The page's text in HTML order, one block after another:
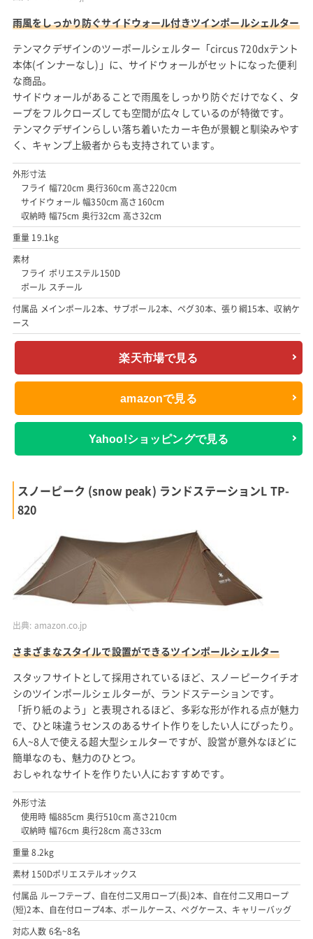
雨風をしっかり防ぐサイドウォール付きツインポールシェルター
テンマクデザインのツーポールシェルター「circus 720dxテント
本体(インナーなし)」に、サイドウォールがセットになった便利
な商品。
サイドウォールがあることで雨風をしっかり防ぐだけでなく、タ
ープをフルクローズしても空間が広々しているのが特徴です。
テンマクデザインらしい落ち着いたカーキ色が景観と馴染みやす
く、キャンプ上級者からも支持されています。
外形寸法
フライ 幅720cm 奥行360cm 高さ220cm
サイドウォール 幅350cm 高さ160cm
収納時 幅75cm 奥行32cm 高さ32cm
重量 19.1kg
素材
フライ ポリエステル150D
ポール スチール
付属品 メインポール2本、サブポール2本、ペグ30本、張り綱15本、収納ケ
ース
楽天市場で見る
amazonで見る
Yahoo!ショッピングで見る
スノーピーク (snow peak) ランドステーションL TP-
820
出典: amazon.co.jp
さまざまなスタイルで設置ができるツインポールシェルター
スタッフサイトとして採用されているほど、スノーピークイチオ
シのツインポールシェルターが、ランドステーションです。
「折り紙のよう」と表現されるほど、多彩な形が作れる点が魅力
で、ひと味違うセンスのあるサイト作りをしたい人にぴったり。
6人~8人で使える超大型シェルターですが、設営が意外なほどに
簡単なのも、魅力のひとつ。
おしゃれなサイトを作りたい人におすすめです。
外形寸法
使用時 幅885cm 奥行510cm 高さ210cm
収納時 幅76cm 奥行28cm 高さ33cm
重量 8.2kg
素材 150Dポリエステルオックス
付属品 ルーフテープ、自在付二又用ロープ(長)2本、自在付二又用ロープ
(短)2本、自在付ロープ4本、ポールケース、ペグケース、キャリーバッグ
対応人数 6名~8名